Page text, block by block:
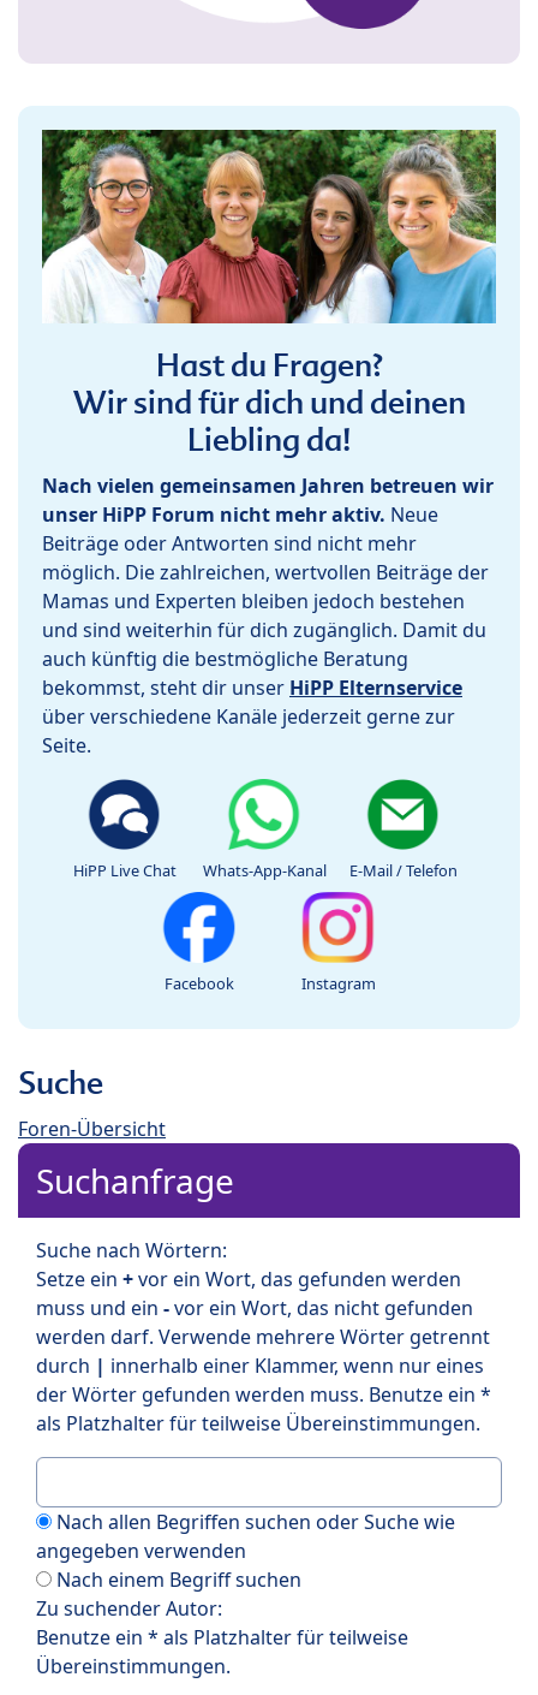
Hast du Fragen?
Wir sind für dich und deinen
Liebling da!
Nach vielen gemeinsamen Jahren betreuen wir
unser HiPP Forum nicht mehr aktiv. Neue
Beiträge oder Antworten sind nicht mehr
möglich. Die zahlreichen, wertvollen Beiträge der
Mamas und Experten bleiben jedoch bestehen
und sind weiterhin für dich zugänglich. Damit du
auch künftig die bestmögliche Beratung
bekommst, steht dir unser HiPP Elternservice
über verschiedene Kanäle jederzeit gerne zur
Seite.
HiPP Live Chat Whats-App-Kanal E-Mail / Telefon
Facebook Instagram
Suche
Foren-Übersicht
Suchanfrage
Suche nach Wörtern:
Setze ein +vor ein Wort, das gefunden werden
muss und ein -vor ein Wort, das nicht gefunden
werden darf. Verwende mehrere Wörter getrennt
durch | innerhalb einer Klammer, wenn nur eines
der Wörter gefunden werden muss. Benutze ein *
als Platzhalter für teilweise Übereinstimmungen.
Nach allen Begriffen suchen oder Suche wie
angegeben verwenden
Nach einem Begriff suchen
Zu suchender Autor:
Benutze ein * als Platzhalter für teilweise
Übereinstimmungen.